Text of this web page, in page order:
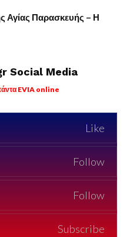
Αγίας Παρασκευής – Η
Social Media
EVIA online
Like
Follow
Follow
Subscribe